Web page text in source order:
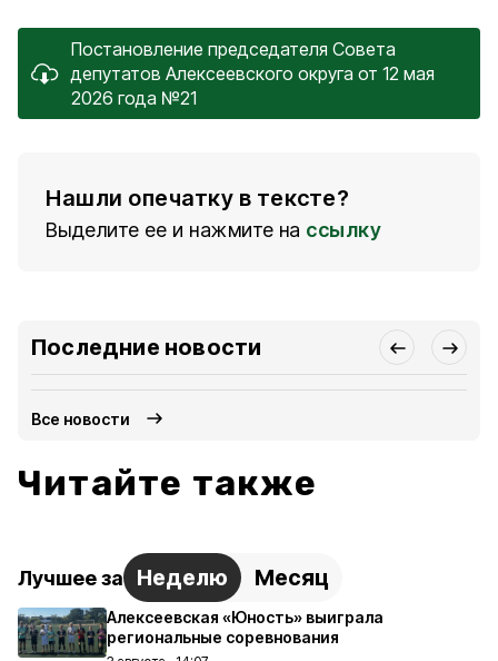
Постановление председателя Совета
депутатов Алексеевского округа от 12 мая
2026 года №21
Нашли опечатку в тексте?
Выделите ее и нажмите на ссылку
Последние новости
Все новости
Читайте также
Лучшее за Неделю Месяц
Алексеевская «Юность» выиграла
региональные соревнования